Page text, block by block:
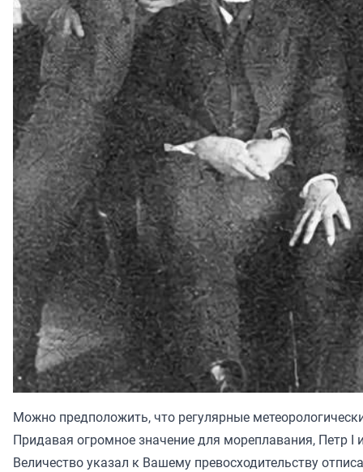
Можно предположить, что регулярные
Придавая огромное значение для мореплавания, Петр
Величество указал к Вашему превосходительству